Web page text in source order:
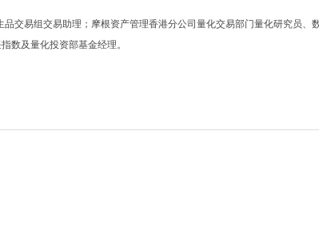
交易组交易助理；摩根资产管理香港分公司量化交易部门量化研究员
数及量化投资部基金经理。